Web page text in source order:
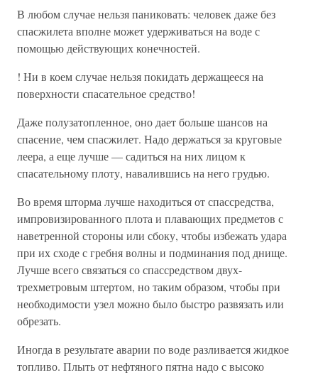
В любом случае нельзя паниковать: человек даже без
спасжилета вполне может удерживаться на воде с
помощью действующих конечностей.
! Ни в коем случае нельзя покидать держащееся на
поверхности спасательное средство!
Даже полузатопленное, оно дает больше шансов на
спасение, чем спасжилет. Надо держаться за круговые
леера, а еще лучше — садиться на них лицом к
спасательному плоту, навалившись на него грудью.
Во время шторма лучше находиться от спассредства,
импровизированного плота и плавающих предметов с
наветренной стороны или сбоку, чтобы избежать удара
при их сходе с гребня волны и подминания под днище.
Лучше всего связаться со спассредством двух-
трехметровым штертом, но таким образом, чтобы при
необходимости узел можно было быстро развязать или
обрезать.
Иногда в результате аварии по воде разливается жидкое
топливо. Плыть от нефтяного пятна надо с высоко